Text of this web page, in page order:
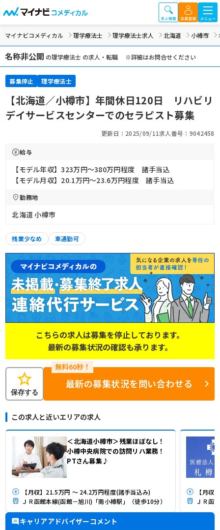
マイナビコメディカル 理学療法士 理学療法士求人 北海道 小樽市
名称非公開 の理学療法士 の求人・転職 ※詳細はお問合せください
募集停止 理学療法士
【北海道／小樽市】年間休日120日 リハビリ
デイサービスセンターでのセラピスト募集
更新日：2025/09/11求人番号：9042458
給与
【モデル年収】323万円〜380万円程度 諸手当込
【モデル月収】20.1万円〜23.6万円程度 諸手当込
勤務地
北海道 小樽市
残業少なめ 車通勤可
こちらの求人は募集を停止しております。
最新の募集状況の確認も承ります。
star
保存する
最新の募集状況を問い合わせる
この求人と近いエリアの求人
＜北海道小樽市＞残業ほぼなし！
小樽中央病院での訪問リハ業務！
PTさん募集♪
【月収】21.5万円 ～ 24.2万円程度(諸手当込み)
ＪＲ函館本線(函館－旭川)「南小樽駅」（徒歩10分）
【月収
ＪＲ函
キャリアアドバイザーコメント